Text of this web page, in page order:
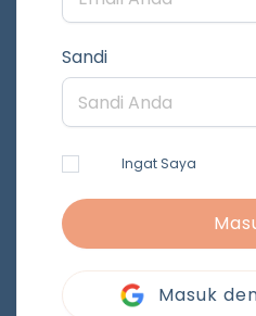
Sandi
Ingat Saya
Masuk